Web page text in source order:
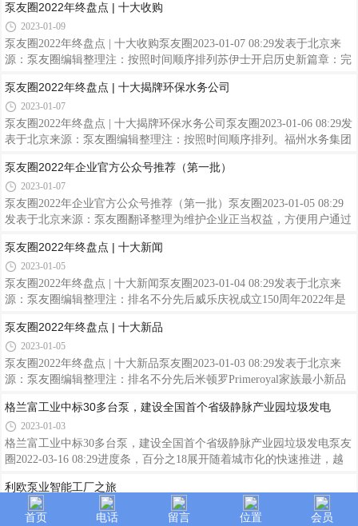
但欧洲
的下水道和市政污水管网而自来水厂是我八竿子打不着的“远房亲戚”他
们负责的是生产居民生活用水与供水管网相连我们没有任何交集是完全
独立的两套系统喔！大家不要再认错我啦(*/ω＼*)为什么我有两个名
字？提到“净水厂”这个名字，就不得不先给大家解释一下“净水”词条的
泵友圈2022年终盘点 | 十大收购
2023-01-09
泵友圈2022年终盘点 | 十大收购泵友圈2023-01-07 08:29发表于北京来
源：泵友圈编辑整理注：按照时间顺序排列苏伊士开启历史新篇章：完
议以及2021年6月29日订立的认沽期权协议，由Meridiam、GIP和法国存
托银行集团（CDG）组成的股东联合体于2022年1月31日完成对苏伊士
的收购交割。作为在法国和全球投身环境服务行业的领先企业，苏伊士
凭借其全球3.5万名员工的技术专长和坚定承诺，致力于在水务、固废
士拥有近
泵友圈2022年终盘点 | 十大揭牌环保水务公司
2023-01-07
泵友圈2022年终盘点 | 十大揭牌环保水务公司泵友圈2023-01-06 08:29发
表于北京来源：泵友圈编辑整理注：按照时间顺序排列。福州水务集团
大厦正式揭牌。福州市副市长朱训志、市城乡建设局副局长朱宸熠、市
国资委政治部主任辛晓、水务集团总经理陈宏景等集团领导及中层干部
参加揭牌仪式。在原水务投资发展公司的基础上成立水务集团，是市委
市政府关于国有企业改革发展工作的重要部署，是福州市国企改革三年
综
泵友圈2022年企业官方公众号推荐（第一批）
2023-01-07
泵友圈2022年企业官方公众号推荐（第一批）泵友圈2023-01-05 08:29
发表于北京来源：泵友圈翻译整理为维护企业正当权益，方便用户通过
获取产品和服务。因微信限制，本次仅推荐10个。凯泉泵业泵业报国，
永续经营。在这里，凯泉泵业将为您提供更多泵业资讯，和您携手共创
美好未来！公众号东方泵业上海东方泵业（集团）有限公司，是国内知
名的以泵业经营为主业，涉及电机、阀门、电控系统、环保节能、机械
集科
泵友圈2022年终盘点 | 十大新闻
2023-01-05
泵友圈2022年终盘点 | 十大新闻泵友圈2023-01-04 08:29发表于北京来
源：泵友圈编辑整理注：排名不分先后威乐庆祝成立150周年2022年是
呈，威乐中国在本年度的多场重要市场活动中，比如中国制冷展、中国
热泵行业年会、中国进博会等都进行了威乐集团150周年的庆祝活动。
威乐中国在9月10日中秋节那天与集团总部Wilopark联动，在北京举行
了盛大的“威乐家庭日暨150周年庆典”活动，超过700名员工及家人伙伴
处分别举
泵友圈2022年终盘点 | 十大新品
2023-01-05
泵友圈2022年终盘点 | 十大新品泵友圈2023-01-03 08:29发表于北京来
源：泵友圈编辑整理注：排名不分先后米顿罗Primeroyal家族最小新品
量泵品牌—Milton Roy（米顿罗），正式向中国市场推出Primeroyal家族
最小新品—PH计量泵。该款产品的推出，将进一步扩充和完善
Primeroyal系列产品线，在关键化学品投加应用领域，为客户提供更紧
凑，更经济的多样化选择。Primeroyal系列PH计量泵PH计量泵延续了
超高压的化学
格兰富工业中标30多台泵，建设全国首个省级静脉产业园垃圾发电
2023-01-03
格兰富工业中标30多台泵，建设全国首个省级静脉产业园垃圾发电泵友
圈2022-03-16 08:29进度条，百分之18展开随着城市化的快速推进，越
国探索建设首个省级静脉产业园，濮阳成为了六个试点市县之一。近
日，河南城发携手格兰富工业，共建濮阳县生活垃圾焚烧发电项目，让
濮阳城市生活垃圾处理方式得到极大改善，实现生活垃圾无害化、减量
利欧泵业智能工厂之旅
2023-01-03
利欧泵业智能工厂之旅泵友圈2022-12-30 08:29发表于北京进度条，百
首页 电话 留言 位置 会员